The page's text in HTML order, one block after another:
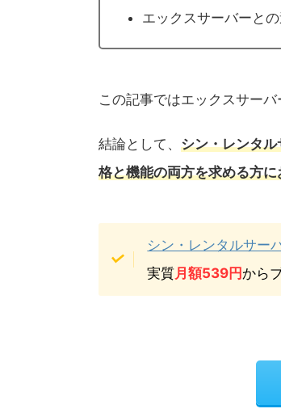
エックスサーバーと
この記事ではエックスサー
結論として、 シン・レンタ
格と機能の両方を求める方
シン・レンタルサー
実質月額539円 から